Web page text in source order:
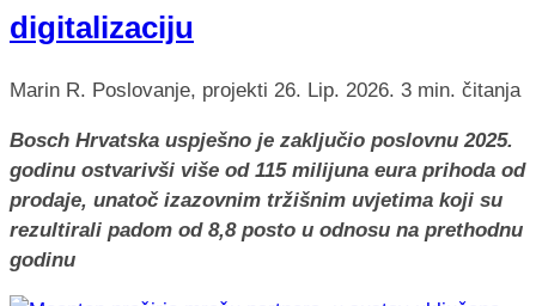
digitalizaciju
Marin R. Poslovanje, projekti 26. Lip. 2026. 3 min. čitanja
Bosch Hrvatska uspješno je zaključio poslovnu 2025.
godinu ostvarivši više od 115 milijuna eura prihoda od
prodaje, unatoč izazovnim tržišnim uvjetima koji su
rezultirali padom od 8,8 posto u odnosu na prethodnu
godinu